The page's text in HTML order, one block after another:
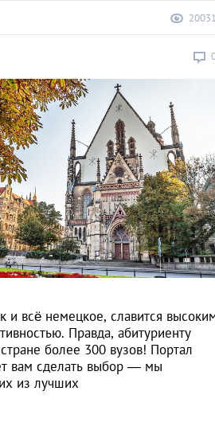
и всё немецкое, славится
Правда, абитуриенту
более 300 вузов! Портал
вам сделать выбор ― мы
из лучших